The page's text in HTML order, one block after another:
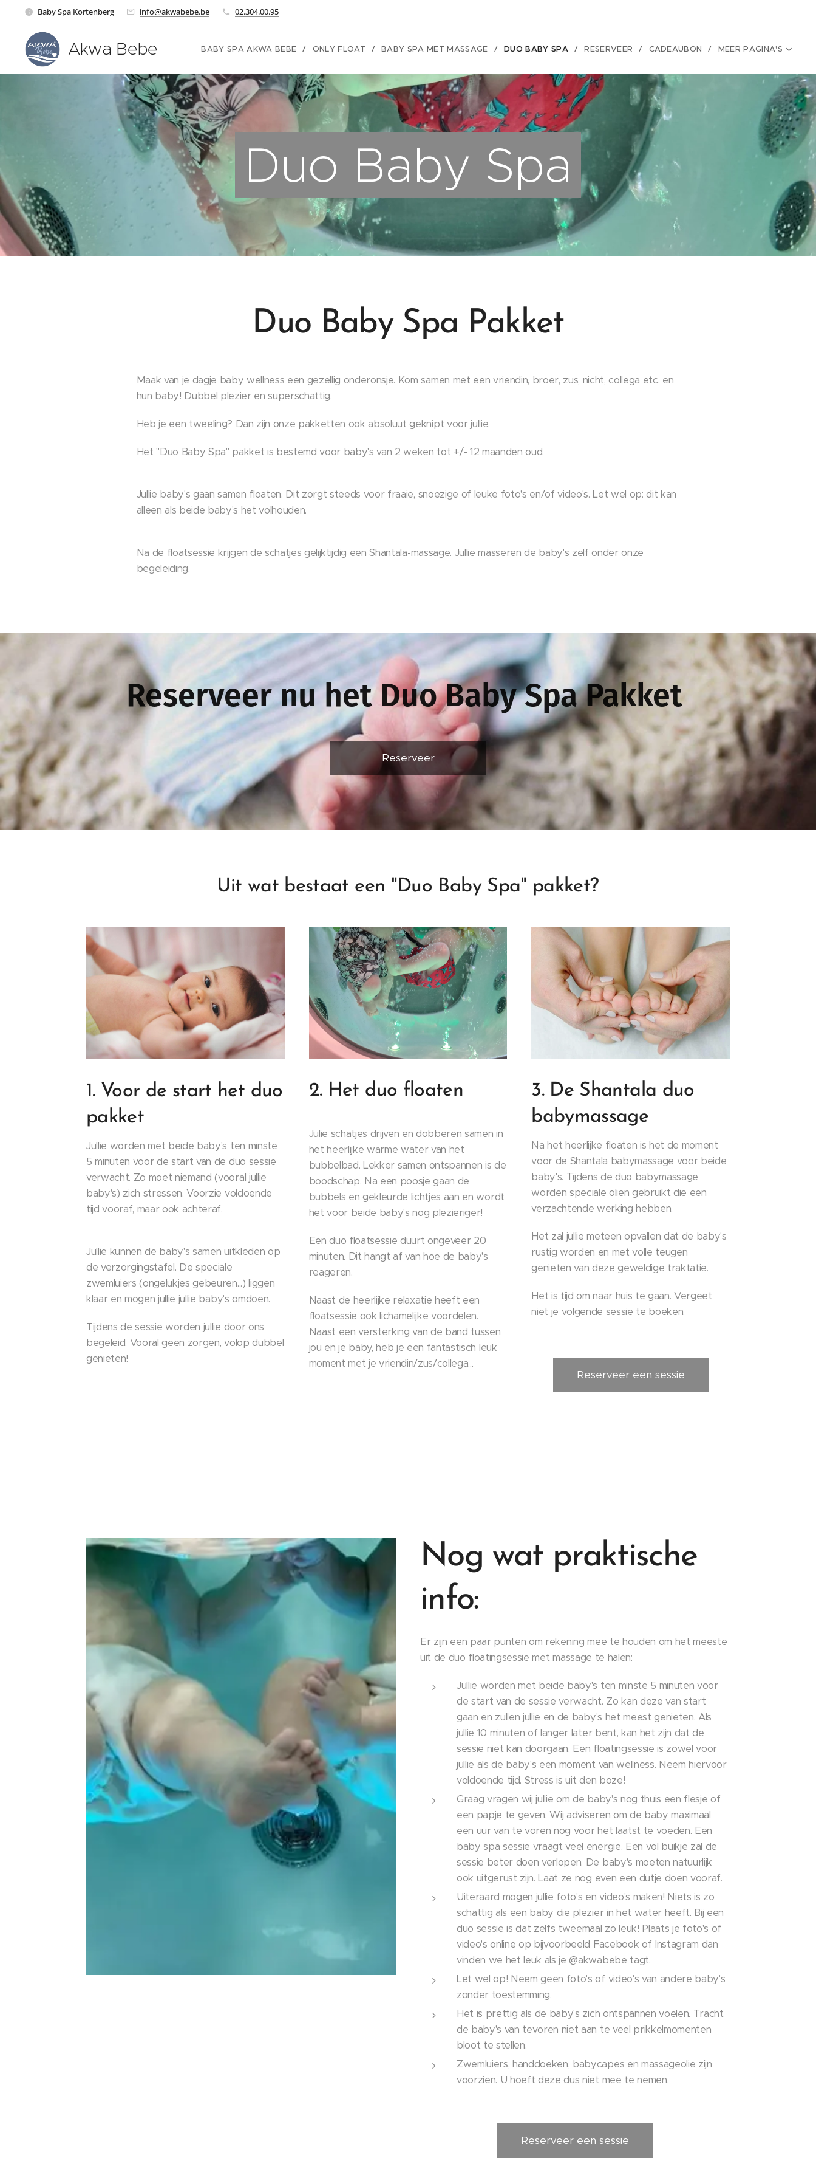
Baby Spa Kortenberg info@akwabebe.be 02.304.00.95
Akwa Bebe BABY SPA AKWA BEBE ONLY FLOAT BABY SPA MET MASSAGE DUO BABY SPA RESERVEER CADEAUBON MEER PAGINA'S
Duo Baby Spa
Duo Baby Spa Pakket
Maak van je dagje baby wellness een gezellig onderonsje. Kom samen met een vriendin, broer, zus, nicht, collega etc. en
hun baby! Dubbel plezier en superschattig.
Heb je een tweeling? Dan zijn onze pakketten ook absoluut geknipt voor jullie.
Het "Duo Baby Spa" pakket is bestemd voor baby's van 2 weken tot +/- 12 maanden oud.
Jullie baby's gaan samen floaten. Dit zorgt steeds voor fraaie, snoezige of leuke foto's en/of video's. Let wel op: dit kan
alleen als beide baby's het volhouden.
Na de floatsessie krijgen de schatjes gelijktijdig een Shantala-massage. Jullie masseren de baby's zelf onder onze
begeleiding.
Reserveer nu het Duo Baby Spa Pakket
Reserveer
Uit wat bestaat een "Duo Baby Spa" pakket?
1. Voor de start het duo
pakket
Jullie worden met beide baby's ten minste
5 minuten voor de start van de duo sessie
verwacht. Zo moet niemand (vooral jullie
baby's) zich stressen. Voorzie voldoende
tijd vooraf, maar ook achteraf.
Jullie kunnen de baby's samen uitkleden op
de verzorgingstafel. De speciale
zwemluiers (ongelukjes gebeuren...) liggen
klaar en mogen jullie jullie baby's omdoen.
Tijdens de sessie worden jullie door ons
begeleid. Vooral geen zorgen, volop dubbel
genieten!
2. Het duo floaten
Julie schatjes drijven en dobberen samen in
het heerlijke warme water van het
bubbelbad. Lekker samen ontspannen is de
boodschap. Na een poosje gaan de
bubbels en gekleurde lichtjes aan en wordt
het voor beide baby's nog plezieriger!
Een duo floatsessie duurt ongeveer 20
minuten. Dit hangt af van hoe de baby's
reageren.
Naast de heerlijke relaxatie heeft een
floatsessie ook lichamelijke voordelen.
Naast een versterking van de band tussen
jou en je baby, heb je een fantastisch leuk
moment met je vriendin/zus/collega...
3. De Shantala duo
babymassage
Na het heerlijke floaten is het de moment
voor de Shantala babymassage voor beide
baby's. Tijdens de duo babymassage
worden speciale oliën gebruikt die een
verzachtende werking hebben.
Het zal jullie meteen opvallen dat de baby's
rustig worden en met volle teugen
genieten van deze geweldige traktatie.
Het is tijd om naar huis te gaan. Vergeet
niet je volgende sessie te boeken.
Reserveer een sessie
Nog wat praktische
info:
Er zijn een paar punten om rekening mee te houden om het meeste
uit de duo floatingsessie met massage te halen:
Jullie worden met beide baby's ten minste 5 minuten voor
de start van de sessie verwacht. Zo kan deze van start
gaan en zullen jullie en de baby's het meest genieten. Als
jullie 10 minuten of langer later bent, kan het zijn dat de
sessie niet kan doorgaan. Een floatingsessie is zowel voor
jullie als de baby's een moment van wellness. Neem hiervoor
voldoende tijd. Stress is uit den boze!
Graag vragen wij jullie om de baby's nog thuis een flesje of
een papje te geven. Wij adviseren om de baby maximaal
een uur van te voren nog voor het laatst te voeden. Een
baby spa sessie vraagt veel energie. Een vol buikje zal de
sessie beter doen verlopen. De baby's moeten natuurlijk
ook uitgerust zijn. Laat ze nog even een dutje doen vooraf.
Uiteraard mogen jullie foto's en video's maken! Niets is zo
schattig als een baby die plezier in het water heeft. Bij een
duo sessie is dat zelfs tweemaal zo leuk! Plaats je foto's of
video's online op bijvoorbeeld Facebook of Instagram dan
vinden we het leuk als je @akwabebe tagt.
Let wel op! Neem geen foto's of video's van andere baby's
zonder toestemming.
Het is prettig als de baby's zich ontspannen voelen. Tracht
de baby's van tevoren niet aan te veel prikkelmomenten
bloot te stellen.
Zwemluiers, handdoeken, babycapes en massageolie zijn
voorzien. U hoeft deze dus niet mee te nemen.
Reserveer een sessie